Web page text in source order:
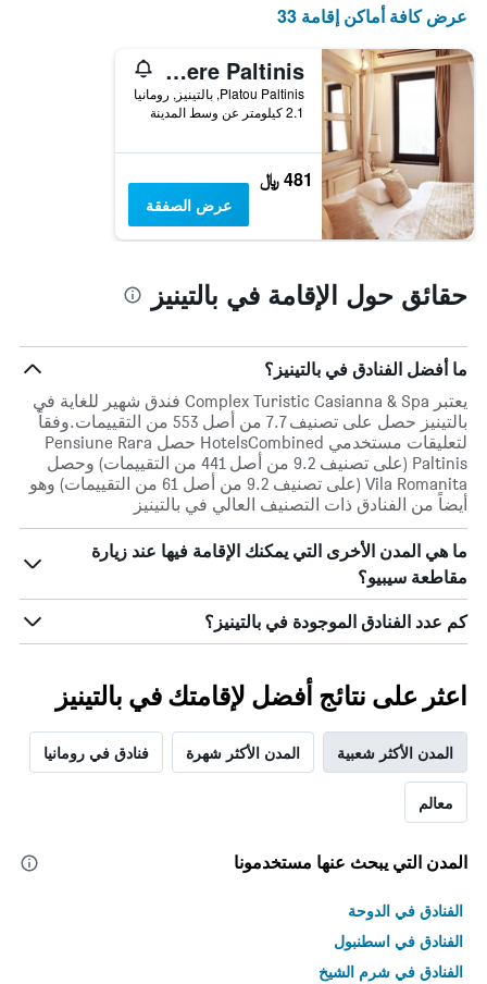
حسب
النجوم
يتضمن
المخطط
1
محور
X
التي
تعرض
فئات
الفنادق
بالنجوم.
1
محور
الذي
يعرض
متوسط
سعر
الغرفة
هذه
الليلة
الذي
عليه
خلال
آخر
3
أيام
عرض كافة أماكن إقامة 33
Pensiunea Romantic Belvedere Paltinis
Platou Paltinis, بالتينيز, رومانيا
2.1 كيلومتر عن وسط المدينة
481 ﷼
عرض الصفقة
حقائق حول الإقامة في بالتينيز
ما أفضل الفنادق في بالتينيز؟
يعتبر Complex Turistic Casianna & Spa فندق شهير للغاية في
بالتينيز حصل على تصنيف 7.7 من أصل 553 من التقييمات.وفقاً
لتعليقات مستخدمي HotelsCombined حصل Pensiune Rara
Paltinis (على تصنيف 9.2 من أصل 441 من التقييمات) وحصل
Vila Romanita (على تصنيف 9.2 من أصل 61 من التقييمات) وهو
أيضاً من الفنادق ذات التصنيف العالي في بالتينيز
ما هي المدن الأخرى التي يمكنك الإقامة فيها عند زيارة
مقاطعة سيبيو؟
كم عدد الفنادق الموجودة في بالتينيز؟
اعثر على نتائج أفضل لإقامتك في بالتينيز
المدن الأكثر شعبية المدن الأكثر شهرة فنادق في رومانيا
معالم
المدن التي يبحث عنها مستخدمونا
الفنادق في الدوحة
الفنادق في اسطنبول
الفنادق في شرم الشيخ